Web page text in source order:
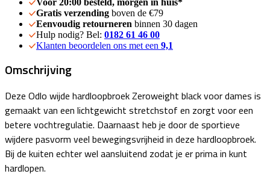
Voor 20:00 besteld, morgen in huis*
Gratis verzending boven de €79
Eenvoudig retourneren binnen 30 dagen
Hulp nodig? Bel: 0182 61 46 00
Klanten beoordelen ons met een 9,1
Omschrijving
Deze Odlo wijde hardloopbroek Zeroweight black voor dames is
gemaakt van een lichtgewicht stretchstof en zorgt voor een
betere vochtregulatie. Daarnaast heb je door de sportieve
wijdere pasvorm veel bewegingsvrijheid in deze hardloopbroek.
Bij de kuiten echter wel aansluitend zodat je er prima in kunt
hardlopen.